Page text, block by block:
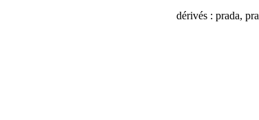
dérivés : prada,